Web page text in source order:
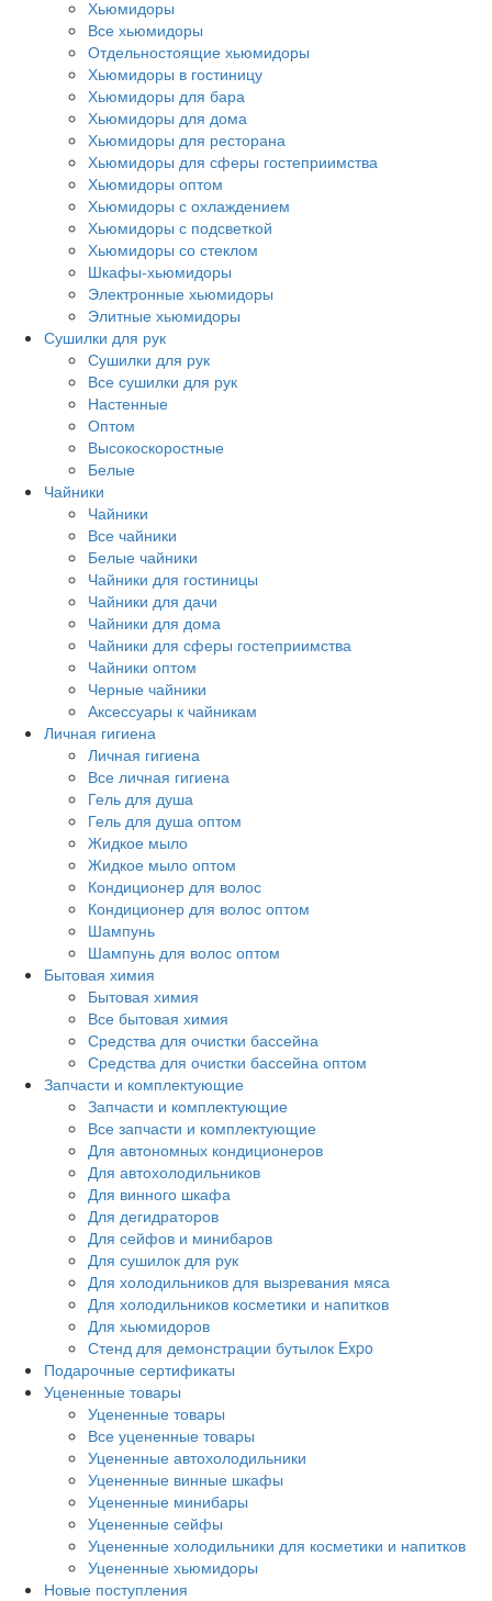
Хьюмидоры
Все хьюмидоры
Отдельностоящие хьюмидоры
Хьюмидоры в гостиницу
Хьюмидоры для бара
Хьюмидоры для дома
Хьюмидоры для ресторана
Хьюмидоры для сферы гостеприимства
Хьюмидоры оптом
Хьюмидоры с охлаждением
Хьюмидоры с подсветкой
Хьюмидоры со стеклом
Шкафы-хьюмидоры
Электронные хьюмидоры
Элитные хьюмидоры
Сушилки для рук
Сушилки для рук
Все сушилки для рук
Настенные
Оптом
Высокоскоростные
Белые
Чайники
Чайники
Все чайники
Белые чайники
Чайники для гостиницы
Чайники для дачи
Чайники для дома
Чайники для сферы гостеприимства
Чайники оптом
Черные чайники
Аксессуары к чайникам
Личная гигиена
Личная гигиена
Все личная гигиена
Гель для душа
Гель для душа оптом
Жидкое мыло
Жидкое мыло оптом
Кондиционер для волос
Кондиционер для волос оптом
Шампунь
Шампунь для волос оптом
Бытовая химия
Бытовая химия
Все бытовая химия
Средства для очистки бассейна
Средства для очистки бассейна оптом
Запчасти и комплектующие
Запчасти и комплектующие
Все запчасти и комплектующие
Для автономных кондиционеров
Для автохолодильников
Для винного шкафа
Для дегидраторов
Для сейфов и минибаров
Для сушилок для рук
Для холодильников для вызревания мяса
Для холодильников косметики и напитков
Для хьюмидоров
Стенд для демонстрации бутылок Expo
Подарочные сертификаты
Уцененные товары
Уцененные товары
Все уцененные товары
Уцененные автохолодильники
Уцененные винные шкафы
Уцененные минибары
Уцененные сейфы
Уцененные холодильники для косметики и напитков
Уцененные хьюмидоры
Новые поступления